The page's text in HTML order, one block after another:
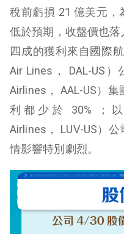
稅前虧損 21 億美元，
低於預期，收盤價也
四成的獲利來自國際
Air Lines， DAL-US
Airlines， AAL-US）
利都少於 30% ；
Airlines， LUV-US）
情影響特別劇烈。